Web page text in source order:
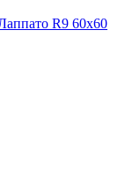
R9 60x60